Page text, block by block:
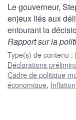
Le gouverneur,
enjeux liés aux
entourant la
Rapport sur la
Type(s) de contenu :
Déclarations
Cadre de politique
économique, Inflation